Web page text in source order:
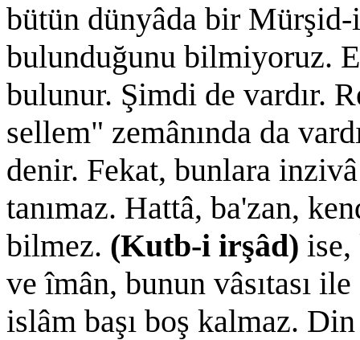
bütün dünyâda bir
bulunduğunu bilmiyoruz.
bulunur. Şimdi de vardır.
sellem" zemânında da
denir. Fekat, bunlara
tanımaz. Hattâ, ba'zan,
bilmez. (Kutb-i irşâd)
ve îmân, bunun vâsıtası
islâm başı boş kalmaz.